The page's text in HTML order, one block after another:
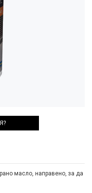
масло, направено, за да